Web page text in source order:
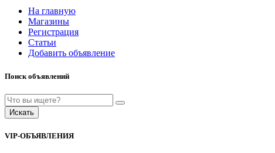
На главную
Магазины
Регистрация
Статьи
Добавить объявление
Поиск объявлений
Искать
VIP-ОБЪЯВЛЕНИЯ